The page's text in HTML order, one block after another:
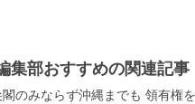
集部おすすめの関連記事
閣のみならず沖縄までも 領有権